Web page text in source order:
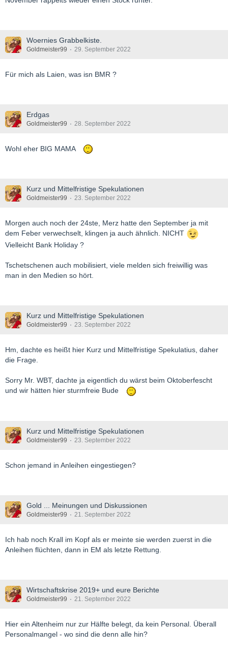
Woernies Grabbelkiste.
Goldmeister99 29. September 2022
Für mich als Laien, was isn BMR ?
Erdgas
Goldmeister99 28. September 2022
Wohl eher BIG MAMA
Kurz und Mittelfristige Spekulationen
Goldmeister99 23. September 2022
Morgen auch noch der 24ste, Merz hatte den September ja mit
dem Feber verwechselt, klingen ja auch ähnlich. NICHT
Vielleicht Bank Holiday ?
Tschetschenen auch mobilisiert, viele melden sich freiwillig was
man in den Medien so hört.
Kurz und Mittelfristige Spekulationen
Goldmeister99 23. September 2022
Hm, dachte es heißt hier Kurz und Mittelfristige Spekulatius, daher
die Frage.
Sorry Mr. WBT, dachte ja eigentlich du wärst beim Oktoberfescht
und wir hätten hier sturmfreie Bude
Kurz und Mittelfristige Spekulationen
Goldmeister99 23. September 2022
Schon jemand in Anleihen eingestiegen?
Gold ... Meinungen und Diskussionen
Goldmeister99 21. September 2022
Ich hab noch Krall im Kopf als er meinte sie werden zuerst in die
Anleihen flüchten, dann in EM als letzte Rettung.
Wirtschaftskrise 2019+ und eure Berichte
Goldmeister99 21. September 2022
Hier ein Altenheim nur zur Hälfte belegt, da kein Personal. Überall
Personalmangel - wo sind die denn alle hin?